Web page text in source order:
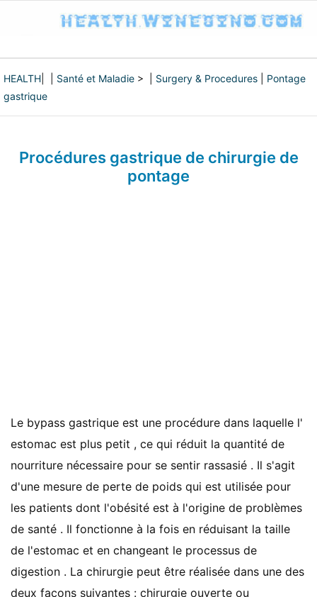
HEALTH Santé et Maladie > | Surgery & Procedures
Pontage
gastrique
Procédures gastrique de chirurgie de
pontage
Le bypass gastrique est une procédure dans laquelle l'
estomac est plus petit , ce qui réduit la quantité de
nourriture nécessaire pour se sentir rassasié . Il s'agit
d'une mesure de perte de poids qui est utilisée pour
les patients dont l'obésité est à l'origine de problèmes
de santé . Il fonctionne à la fois en réduisant la taille
de l'estomac et en changeant le processus de
digestion . La chirurgie peut être réalisée dans une des
deux façons suivantes : chirurgie ouverte ou